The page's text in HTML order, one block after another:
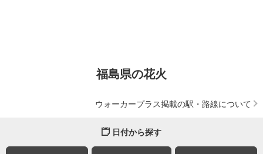
福島県の花火
ウォーカープラス掲載の駅・路線について
日付から探す